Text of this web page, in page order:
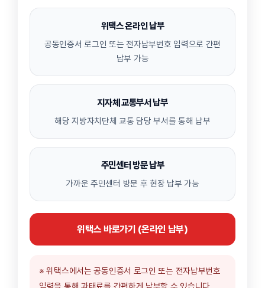
위택스 온라인 납부
공동인증서 로그인 또는 전자납부번호 입력으로 간편
납부 가능
지자체 교통부서 납부
해당 지방자치단체 교통 담당 부서를 통해 납부
주민센터 방문 납부
가까운 주민센터 방문 후 현장 납부 가능
위택스 바로가기 (온라인 납부)
※ 위택스에서는 공동인증서 로그인 또는 전자납부번호
입력을 통해 과태료를 간편하게 납부할 수 있습니다.